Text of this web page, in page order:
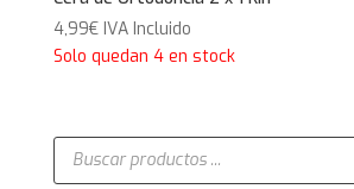
4,99€ IVA Incluido
Solo quedan 4 en stock
Búsqueda
productos